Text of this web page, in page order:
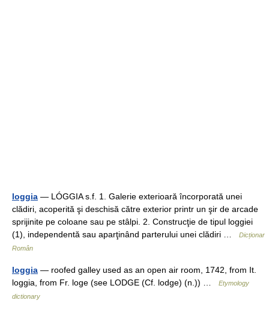
loggia — LÓGGIA s.f. 1. Galerie exterioară încorporată unei
clădiri, acoperită şi deschisă către exterior printr un şir de arcade
sprijinite pe coloane sau pe stâlpi. 2. Construcţie de tipul loggiei
(1), independentă sau aparţinând parterului unei clădiri …
Dicționar
Român
loggia — roofed galley used as an open air room, 1742, from It.
loggia, from Fr. loge (see LODGE (Cf. lodge) (n.)) …
Etymology
dictionary